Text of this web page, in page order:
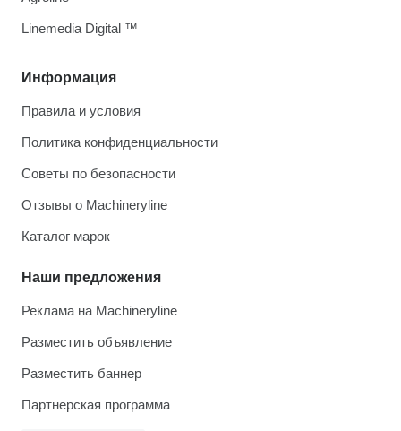
Информация
Правила и условия
Политика конфиденциальности
Советы по безопасности
Отзывы о Machineryline
Каталог марок
Наши предложения
Реклама на Machineryline
Разместить объявление
Разместить баннер
Партнерская программа
Linemedia Digital ™